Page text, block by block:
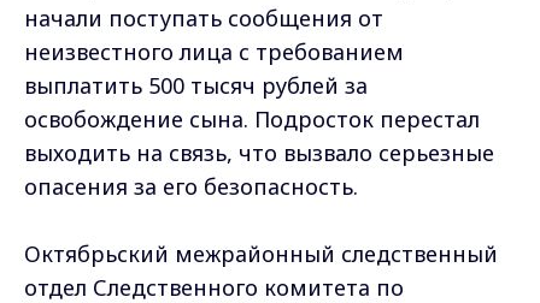
начали поступать сообщения от
неизвестного лица с требованием
выплатить 500 тысяч рублей за
освобождение сына. Подросток перестал
выходить на связь, что вызвало серьезные
опасения за его безопасность.
Октябрьский межрайонный следственный
отдел Следственного комитета по